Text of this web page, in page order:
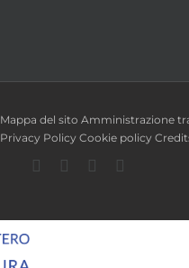
Mappa del sito Amministrazione
Privacy Policy Cookie policy
Facebook
TwitterYouTube